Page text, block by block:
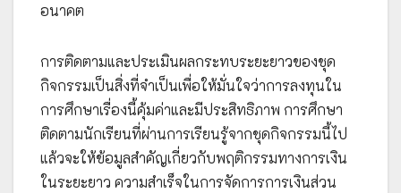
อนาคต
การติดตามและประเมินผลกระทบระยะยาวของชุด
กิจกรรมเป็นสิ่งที่จำเป็นเพื่อให้มั่นใจว่าการลงทุนใน
การศึกษาเรื่องนี้คุ้มค่าและมีประสิทธิภาพ การศึกษา
ติดตามนักเรียนที่ผ่านการเรียนรู้จากชุดกิจกรรมนี้ไป
แล้วจะให้ข้อมูลสำคัญเกี่ยวกับพฤติกรรมทางการเงิน
ในระยะยาว ความสำเร็จในการจัดการการเงินส่วน